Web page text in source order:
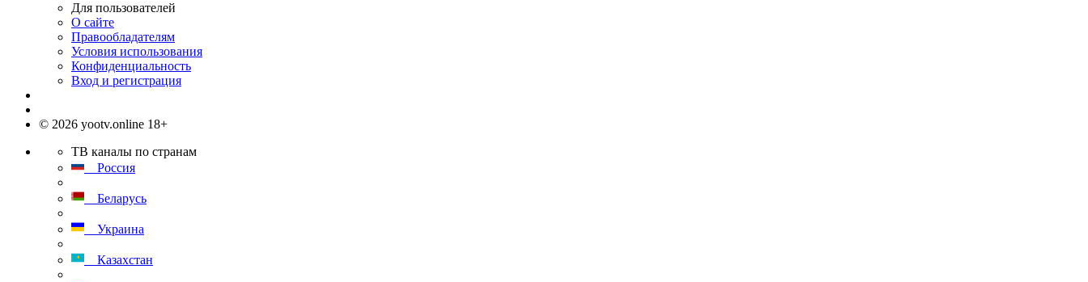
Для пользователей
О сайте
Правообладателям
Условия использования
Конфиденциальность
Вход и регистрация
© 2026 yootv.online 18+
ТВ каналы по странам
Россия
Беларусь
Украина
Казахстан